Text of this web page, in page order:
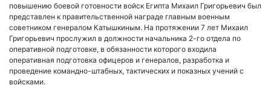
повышению боевой готовности войск Египта Михаил Григорьевич был
представлен к правительственной награде главным военным
советником генералом Катышкиным. На протяжении 7 лет Михаил
Григорьевич прослужил в должности начальника 2-го отдела по
оперативной подготовке, в обязанности которого входила
оперативная подготовка офицеров и генералов, разработка и
проведение командно-штабных, тактических и показных учений с
войсками.